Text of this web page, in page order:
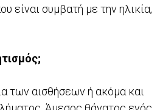
είναι συμβατή με την ηλικία,
των αισθήσεων ή ακόμα και